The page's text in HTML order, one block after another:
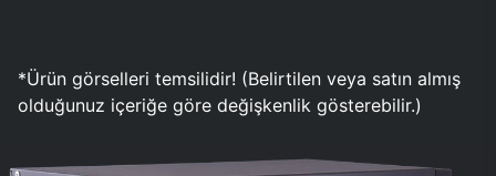
*Ürün görselleri temsilidir! (Belirtilen veya satın almış
olduğunuz içeriğe göre değişkenlik gösterebilir.)